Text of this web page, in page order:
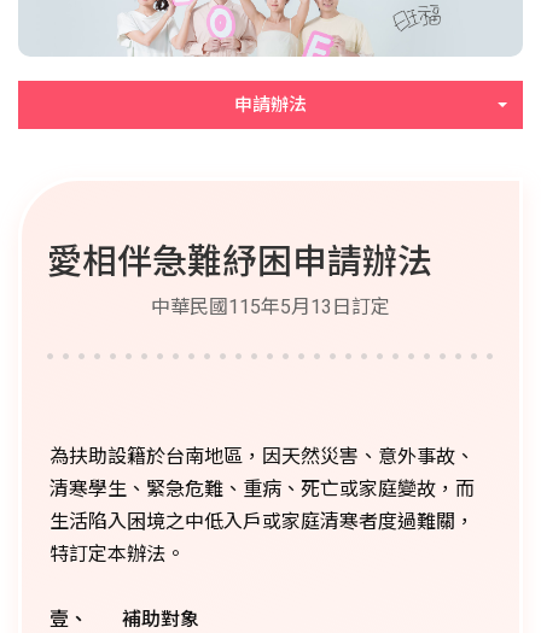
申請辦法
愛相伴急難紓困申請辦法
中華民國115年5月13日訂定
為扶助設籍於台南地區，因天然災害、意外事故、
清寒學生、緊急危難、重病、死亡或家庭變故，而
生活陷入困境之中低入戶或家庭清寒者度過難關，
特訂定本辦法。
壹、 補助對象